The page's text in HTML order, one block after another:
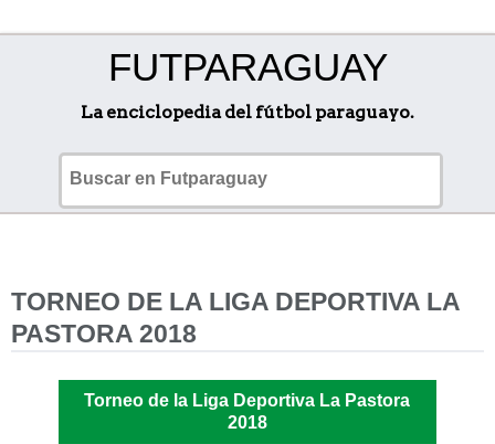
FUTPARAGUAY
La enciclopedia del fútbol paraguayo.
TORNEO DE LA LIGA DEPORTIVA LA
PASTORA 2018
Torneo de la Liga Deportiva La Pastora
2018